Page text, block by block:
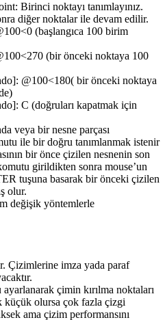
Birinci noktayı tanımlayınız.
diğer noktalar ile devam edilir.
(başlangıca 100 birim
(bir önceki noktaya 100
@100<180( bir önceki noktaya
C (doğruları kapatmak için
veya bir nesne parçası
ile bir doğru tanımlanmak istenir
bir önce çizilen nesnenin son
girildikten sonra mouse’un
tuşuna basarak bir önceki çizilen
olur.
değişik yöntemlerle
Çizimlerine imza yada paraf
çimin kırılma noktaları
olursa çok fazla çizgi
ama çizim performansını